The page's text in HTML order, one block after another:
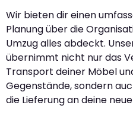
Wir bieten dir einen
Planung über die
Umzug alles abdeckt.
übernimmt nicht nur das
Transport deiner Möbel
Gegenstände, sondern
die Lieferung an deine